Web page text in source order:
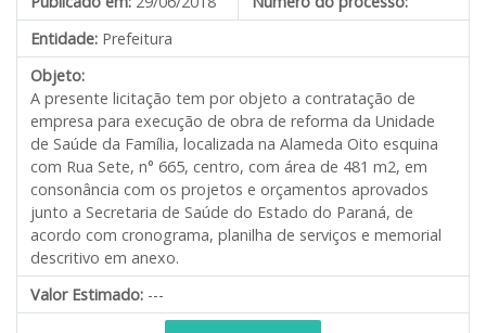
Entidade: Prefeitura
Objeto:
A presente licitação tem por objeto a contratação de
empresa para execução de obra de reforma da Unidade
de Saúde da Família, localizada na Alameda Oito esquina
com Rua Sete, n° 665, centro, com área de 481 m2, em
consonância com os projetos e orçamentos aprovados
junto a Secretaria de Saúde do Estado do Paraná, de
acordo com cronograma, planilha de serviços e memorial
descritivo em anexo.
Valor Estimado: ---